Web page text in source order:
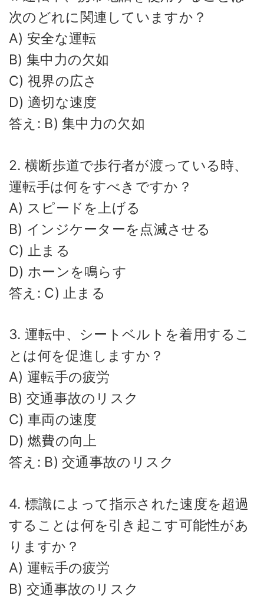
次のどれに関連していますか？
A) 安全な運転
B) 集中力の欠如
C) 視界の広さ
D) 適切な速度
答え: B) 集中力の欠如
2. 横断歩道で歩行者が渡っている時、
運転手は何をすべきですか？
A) スピードを上げる
B) インジケーターを点滅させる
C) 止まる
D) ホーンを鳴らす
答え: C) 止まる
3. 運転中、シートベルトを着用するこ
とは何を促進しますか？
A) 運転手の疲労
B) 交通事故のリスク
C) 車両の速度
D) 燃費の向上
答え: B) 交通事故のリスク
4. 標識によって指示された速度を超過
することは何を引き起こす可能性があ
りますか？
A) 運転手の疲労
B) 交通事故のリスク